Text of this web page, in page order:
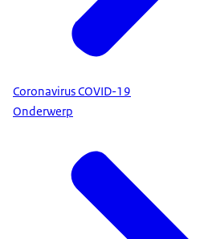
Coronavirus COVID-19
Onderwerp